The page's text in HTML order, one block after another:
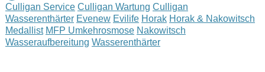
Culligan Service Culligan Wartung Culligan
Wasserenthärter Evenew Evilife Horak Horak & Nakowitsch
Medallist MFP Umkehrosmose Nakowitsch
Wasseraufbereitung Wasserenthärter